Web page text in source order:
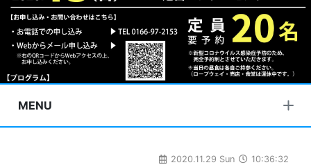
MENU
2020.11.29 Sun 10:36:32